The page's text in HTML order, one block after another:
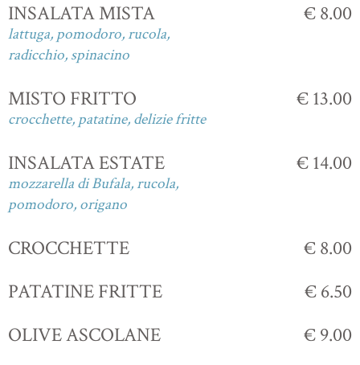
INSALATA MISTA
lattuga, pomodoro, rucola,
radicchio, spinacino
€ 8.00
MISTO FRITTO
crocchette, patatine, delizie fritte
€ 13.00
INSALATA ESTATE
mozzarella di Bufala, rucola,
pomodoro, origano
€ 14.00
CROCCHETTE
€ 8.00
PATATINE FRITTE
€ 6.50
OLIVE ASCOLANE
€ 9.00